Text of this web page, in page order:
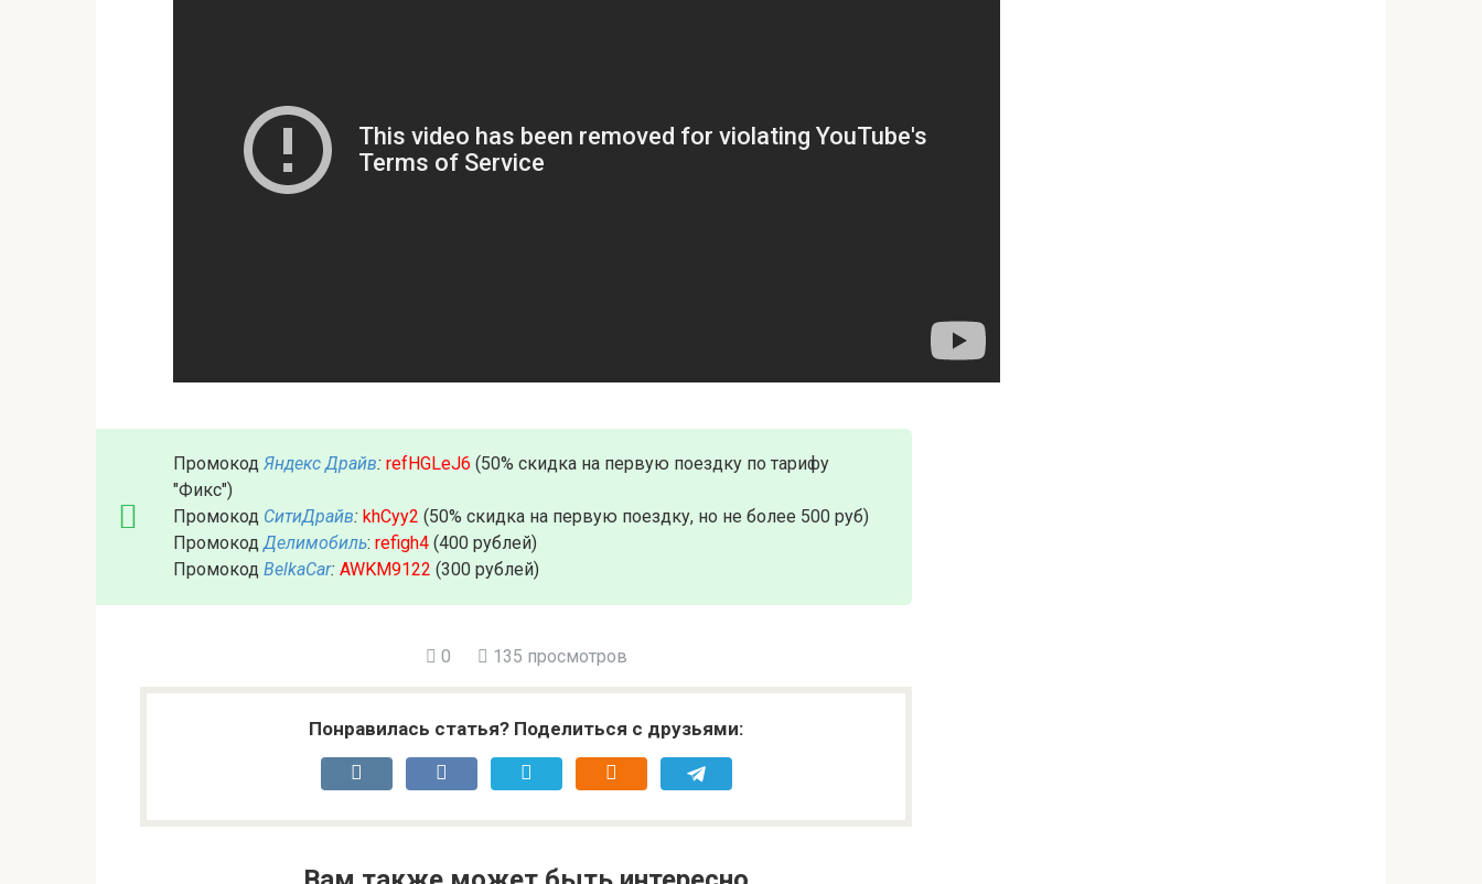
Промокод Яндекс Драйв: refHGLeJ6 (50% скидка на первую поездку по тарифу
"Фикс")
Промокод СитиДрайв: khCyy2 (50% скидка на первую поездку, но не более 500 руб)
ПромокодДелимобиль: refigh4 (400 рублей)
Промокод BelkaCar: AWKM9122 (300 рублей)
0 135 просмотров
Понравилась статья? Поделиться с друзьями: